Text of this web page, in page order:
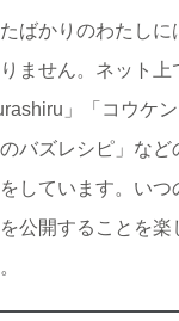
ばかりのわたしに
ません。ネット上
」「コウケ
バズレシピ」など
しています。いつ
公開することを楽